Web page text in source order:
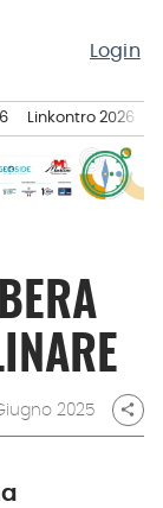
Login
Linkontro 2026
2025 share